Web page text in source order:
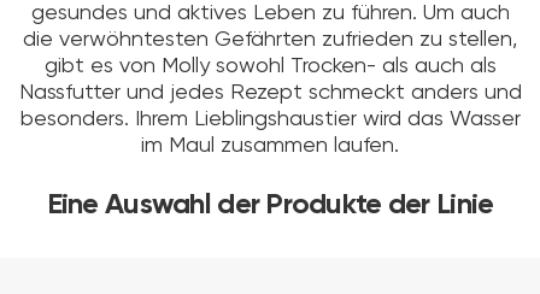
gesundes und aktives Leben zu führen. Um auch
die verwöhntesten Gefährten zufrieden zu stellen,
gibt es von Molly sowohl Trocken- als auch als
Nassfutter und jedes Rezept schmeckt anders und
besonders. Ihrem Lieblingshaustier wird das Wasser
im Maul zusammen laufen.
Eine Auswahl der Produkte der Linie